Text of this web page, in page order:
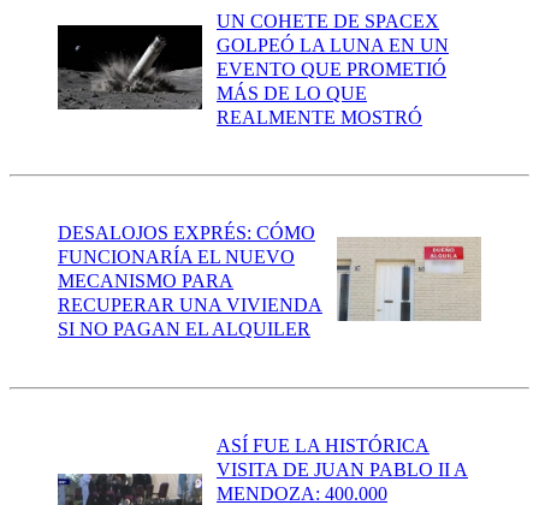
UN COHETE DE SPACEX
GOLPEÓ LA LUNA EN UN
EVENTO QUE PROMETIÓ
MÁS DE LO QUE
REALMENTE MOSTRÓ
DESALOJOS EXPRÉS: CÓMO
FUNCIONARÍA EL NUEVO
MECANISMO PARA
RECUPERAR UNA VIVIENDA
SI NO PAGAN EL ALQUILER
ASÍ FUE LA HISTÓRICA
VISITA DE JUAN PABLO II A
MENDOZA: 400.000